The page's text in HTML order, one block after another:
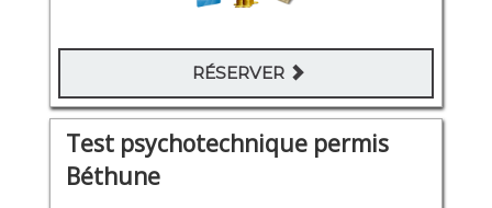
RÉSERVER
Test psychotechnique permis
Béthune